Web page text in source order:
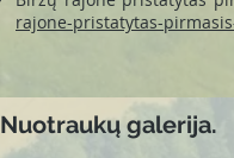
rajone-pristatytas-
Nuotraukų galerija.